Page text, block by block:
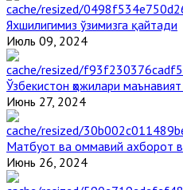
Яхшилигимиз ўзимизга қайтади
Июль 09, 2024
Ўзбекистон ҳожилари
Июнь 27, 2024
Матбуот ва оммавий ахборот
Июнь 26, 2024